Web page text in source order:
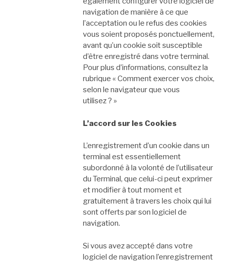
navigation de manière à ce que
l’acceptation ou le refus des cookies
vous soient proposés ponctuellement,
avant qu’un cookie soit susceptible
d’être enregistré dans votre terminal.
Pour plus d’informations, consultez la
rubrique « Comment exercer vos choix,
selon le navigateur que vous
utilisez ? »
L’accord sur les Cookies
L’enregistrement d’un cookie dans un
terminal est essentiellement
subordonné à la volonté de l’utilisateur
du Terminal, que celui-ci peut exprimer
et modifier à tout moment et
gratuitement à travers les choix qui lui
sont offerts par son logiciel de
navigation.
Si vous avez accepté dans votre
logiciel de navigation l’enregistrement